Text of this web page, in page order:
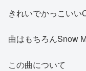
きれいでかっこいい
曲はもちろんSnow
この曲について